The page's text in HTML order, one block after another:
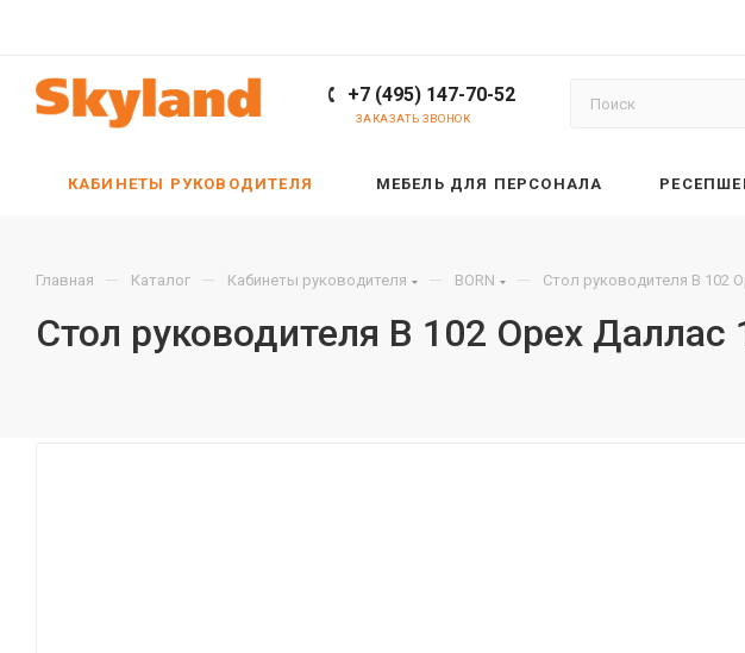
+7 (495) 147-70-52
ЗАКАЗАТЬ ЗВОНОК
КАБИНЕТЫ РУКОВОДИТЕЛЯ МЕБЕЛЬ ДЛЯ ПЕРСОНАЛА
Главная — Каталог — Кабинеты руководителя — BORN — Стол руководителя B 102
Стол руководителя B 102 Орех Даллас